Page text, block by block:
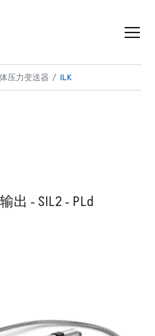
压力变送器 ILK
出 - SIL2 - PLd